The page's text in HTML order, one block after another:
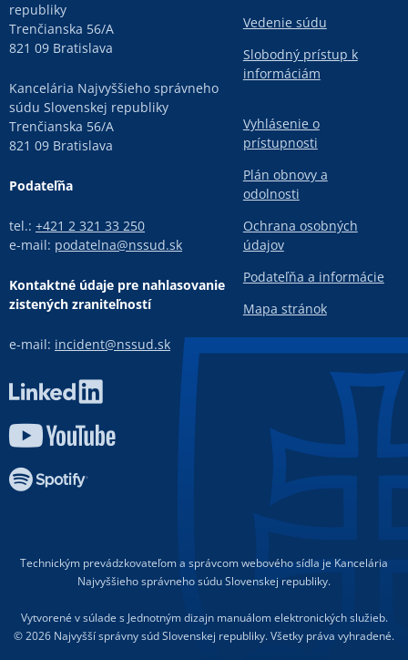
republiky
Trenčianska 56/A
821 09 Bratislava
Kancelária Najvyššieho správneho
súdu Slovenskej republiky
Trenčianska 56/A
821 09 Bratislava
Podateľňa
tel.: +421 2 321 33 250
e-mail: podatelna@nssud.sk
Kontaktné údaje pre nahlasovanie
zistených zraniteľností
e-mail: incident@nssud.sk
Vedenie súdu
Slobodný prístup k
informáciám
Vyhlásenie o
prístupnosti
Plán obnovy a
odolnosti
Ochrana osobných
údajov
Podateľňa a informácie
Mapa stránok
Technickým prevádzkovateľom a správcom webového sídla je Kancelária
Najvyššieho správneho súdu Slovenskej republiky.
Vytvorené v súlade s Jednotným dizajn manuálom elektronických služieb.
© 2026 Najvyšší správny súd Slovenskej republiky. Všetky práva vyhradené.